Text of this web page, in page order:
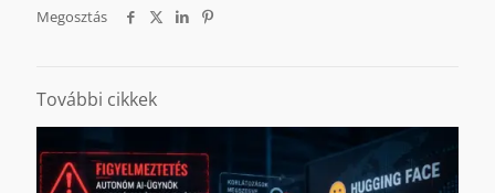
Megosztás
További cikkek